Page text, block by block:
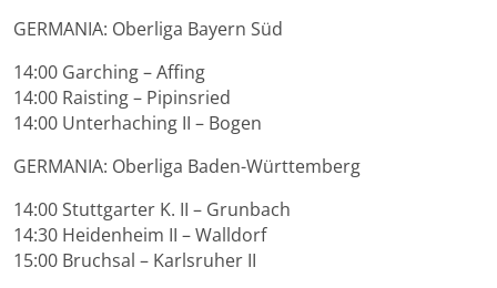
GERMANIA: Oberliga Bayern Süd
14:00 Garching – Affing
14:00 Raisting – Pipinsried
14:00 Unterhaching II – Bogen
GERMANIA: Oberliga Baden-Württemberg
14:00 Stuttgarter K. II – Grunbach
14:30 Heidenheim II – Walldorf
15:00 Bruchsal – Karlsruher II